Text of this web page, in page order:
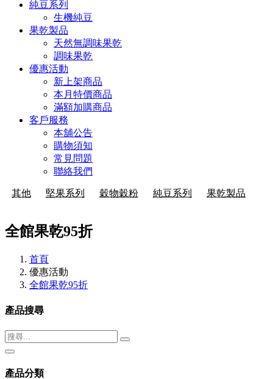
純豆系列
生機純豆
果乾製品
天然無調味果乾
調味果乾
優惠活動
新上架商品
本月特價商品
滿額加購商品
客戶服務
本舖公告
購物須知
常見問題
聯絡我們
其他 堅果系列 穀物穀粉 純豆系列 果乾製品
全館果乾95折
首頁
優惠活動
全館果乾95折
產品搜尋
產品分類